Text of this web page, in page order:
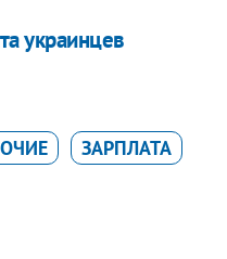
украинцев
ЗАРПЛАТА